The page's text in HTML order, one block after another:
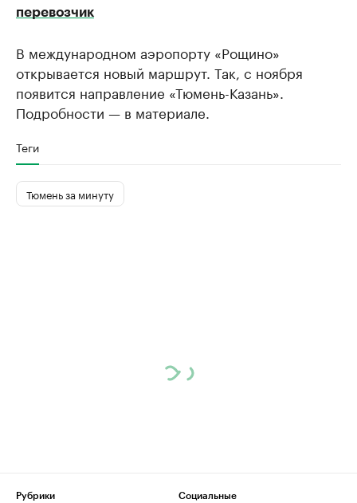
перевозчик
В международном аэропорту «Рощино»
открывается новый маршрут. Так, с ноября
появится направление «Тюмень-Казань».
Подробности — в материале.
Теги
Тюмень за минуту
Рубрики
Социальные